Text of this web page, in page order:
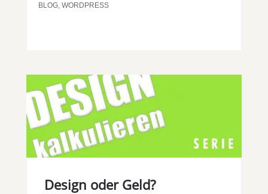
BLOG, WORDPRESS
Design oder Geld?